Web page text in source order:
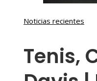
Noticias recientes
Tenis,